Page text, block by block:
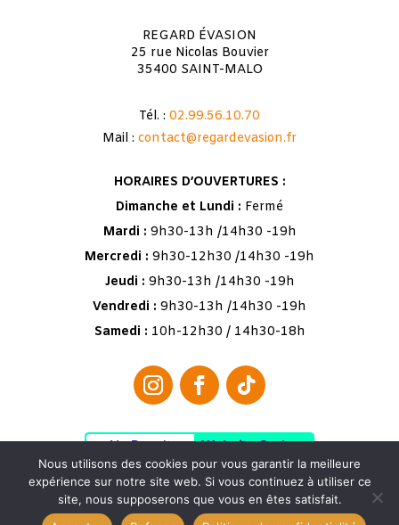
REGARD ÉVASION
25 rue Nicolas Bouvier
35400 SAINT-MALO
Tél. : 02.99.56.10.70
Mail : contact@regardevasion.fr
HORAIRES D’OUVERTURES :
Dimanche et Lundi : Fermé
Mardi : 9h30-13h /14h30 -19h
Mercredi : 9h30-12h30 /14h30 -19h
Jeudi : 9h30-13h /14h30 -19h
Vendredi : 9h30-13h /14h30 -19h
Samedi : 10h-12h30 / 14h30-18h
No Result Website Carbon
Nous utilisons des cookies pour vous garantir la meilleure
expérience sur notre site web. Si vous continuez à utiliser ce
site, nous supposerons que vous en êtes satisfait.